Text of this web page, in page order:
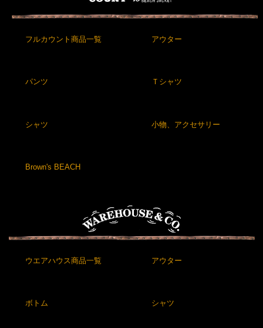
フルカウント商品一覧 アウター
パンツ Ｔシャツ
シャツ 小物、アクセサリー
Brown's BEACH
ウエアハウス商品一覧 アウター
ボトム シャツ